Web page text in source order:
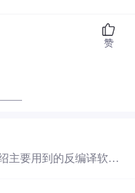
赞
——
主要用到的反编译软